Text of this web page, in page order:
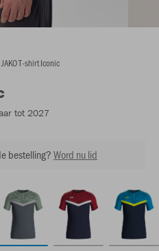
JAKO T-shirt Iconic
tot 2027
bestelling?Word nu lid